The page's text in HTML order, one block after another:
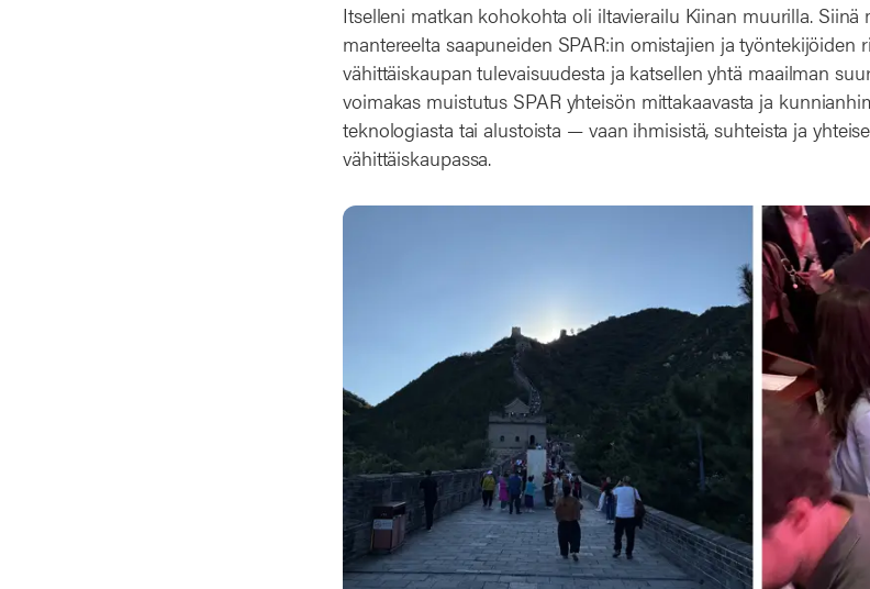
Itselleni matkan kohokohta oli iltavierailu Kiinan muurilla. Siinä
mantereelta saapuneiden SPAR:in omistajien ja työntekijöiden
vähittäiskaupan tulevaisuudesta ja katsellen yhtä maailman
voimakas muistutus SPAR yhteisön mittakaavasta ja
teknologiasta tai alustoista — vaan ihmisistä, suhteista ja
vähittäiskaupassa.